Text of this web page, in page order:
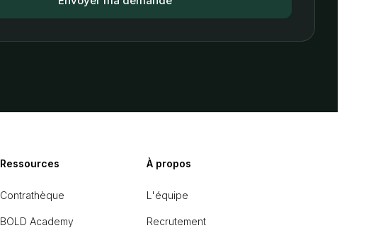
Ressources
Contrathèque
BOLD Academy
À propos
L'équipe
Recrutement